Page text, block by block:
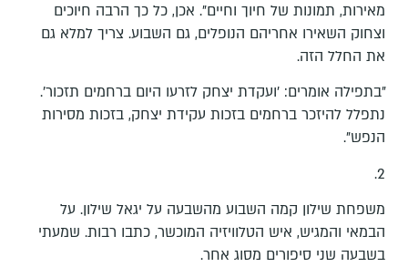
מאירות, תמונות של חיוך וחיים". אכן, כל כך הרבה חיוכים
וצחוק השאירו אחריהם הנופלים, גם השבוע. צריך למלא גם
את החלל הזה.
"בתפילה אומרים: 'ועקדת יצחק לזרעו היום ברחמים תזכור'.
נתפלל להיזכר ברחמים בזכות עקידת יצחק, בזכות מסירות
הנפש".
2.
משפחת שילון קמה השבוע מהשבעה על יגאל שילון. על
הבמאי והמגיש, איש הטלוויזיה המוכשר, כתבו רבות. שמעתי
בשבעה שני סיפורים מסוג אחר.